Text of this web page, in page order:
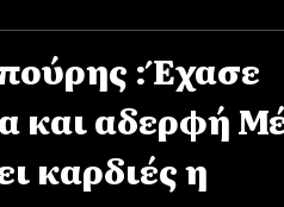
: Έχασε
και αδερφή
καρδιές η